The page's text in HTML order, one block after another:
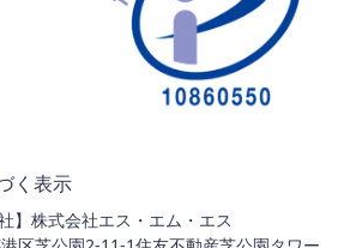
く表示
社】株式会社エス・エム・エス